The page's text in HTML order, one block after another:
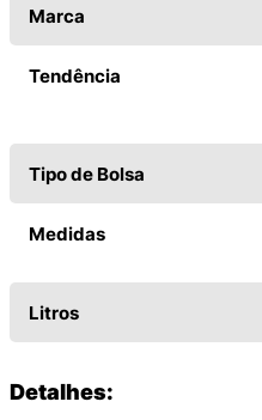
Marca
Tendência
Tipo de Bolsa
Medidas
Litros
Detalhes: